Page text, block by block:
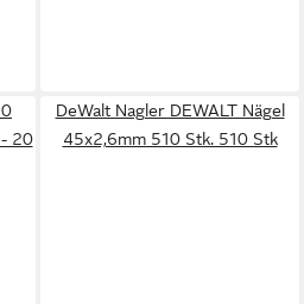
20
DeWalt Nagler DEWALT Nägel
45x2,6mm 510 Stk. 510 Stk